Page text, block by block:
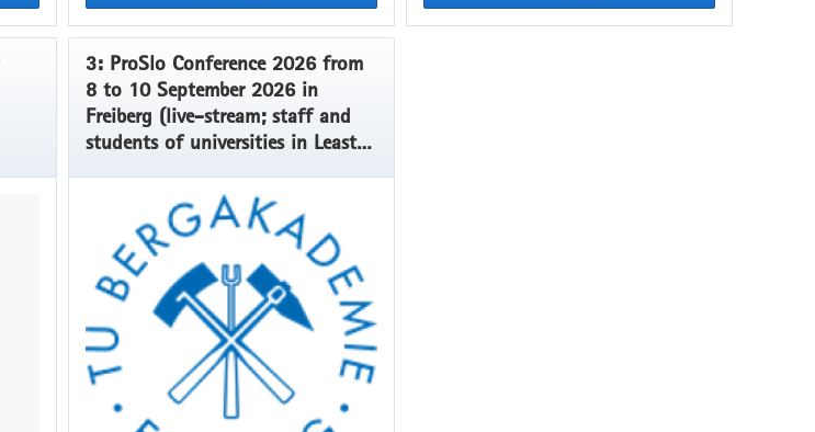
3: ProSlo Conference 2026 from
8 to 10 September 2026 in
Freiberg (live-stream; staff and
students of universities in Least
Countries and Lower Middle-
Income Countries)